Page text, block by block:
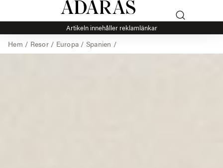
Artikeln innehåller reklamlänkar
Hem / Resor/ Europa / Spanien /